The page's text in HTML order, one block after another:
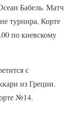
Бабель. Матч
турнира, Корте
по киевскому
с
из Греции.
№14.